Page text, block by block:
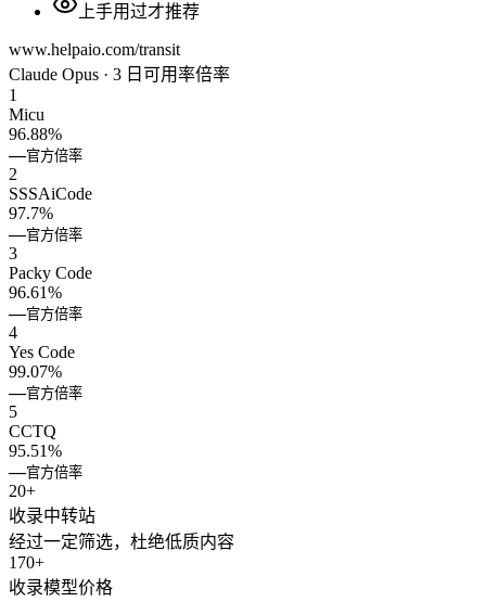
上手用过才推荐
www.helpaio.com/transit
Claude Opus · 3 日可用率倍率
1
Micu
96.88%
—官方倍率
2
SSSAiCode
97.7%
—官方倍率
3
Packy Code
96.61%
—官方倍率
4
Yes Code
99.07%
—官方倍率
5
CCTQ
95.51%
—官方倍率
20+
收录中转站
经过一定筛选，杜绝低质内容
170+
收录模型价格